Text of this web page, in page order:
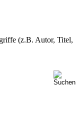
(z.B. Autor, Titel,